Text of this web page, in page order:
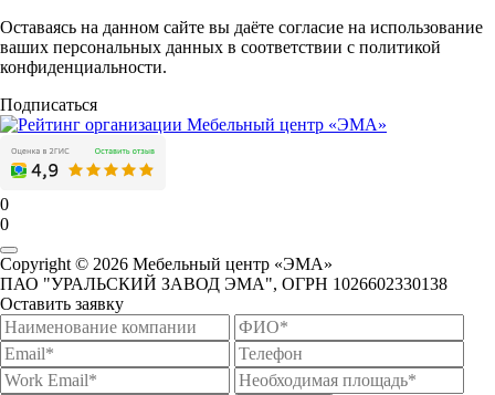
Оставаясь на данном сайте вы даёте согласие на использование
ваших персональных данных в соответствии с политикой
конфиденциальности.
Подписаться
0
0
Copyright © 2026 Мебельный центр «ЭМА»
ПАО "УРАЛЬСКИЙ ЗАВОД ЭМА", ОГРН 1026602330138
Оставить заявку